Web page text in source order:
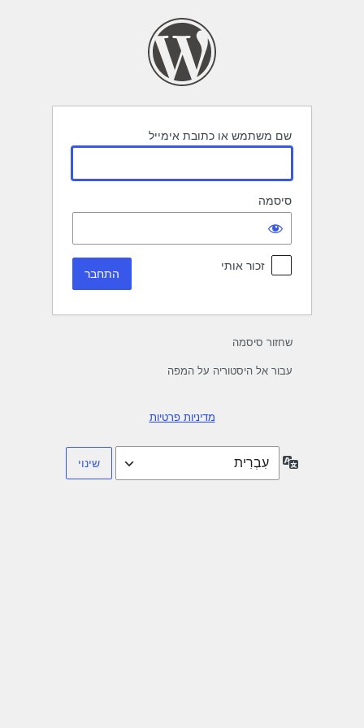
שם משתמש או כתובת אימייל
סיסמה
זכור אותי
שחזור סיסמה
עבור אל היסטוריה על המפה
מדיניות פרטיות
שפה